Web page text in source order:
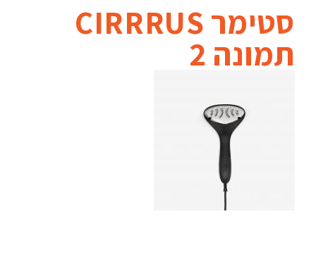
סטימר CIRRRUS
תמונה 2